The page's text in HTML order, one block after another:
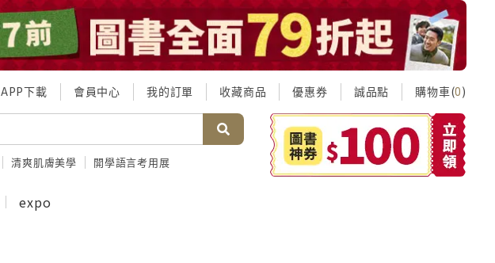
APP下載 會員中心 我的訂單 收藏商品 優惠券 誠品點 購物車(0)
清爽肌膚美學 開學語言考用展
expo